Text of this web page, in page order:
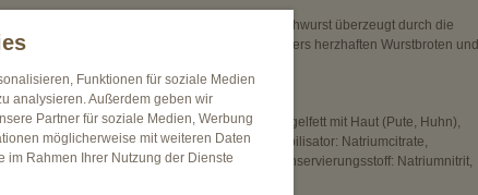
Name ist Programm: Die Würzige Geflügel-Fleischwurst überzeugt durch die
Rauchnote. Auch Liebhaber von besonders herzhaften Wurstbroten und
75% (Pute, Huhn), Trinkwasser, Geflügelfett mit Haut (Pute, Huhn),
Gewürze, Gewürzextrakte, Dextrose, Stabilisator: Natriumcitrate,
Antioxidationsmittel: Ascorbinsäure; Konservierungsstoff: Natriumnitrit,
Funktionen für soziale Medien
analysieren. Außerdem geben wir
Partner für soziale Medien, Werbung
möglicherweise mit weiteren Daten
Rahmen Ihrer Nutzung der Dienste